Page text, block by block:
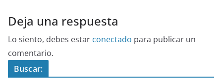
Deja una respuesta
Lo siento, debes estar conectado para publicar un
comentario.
Buscar: